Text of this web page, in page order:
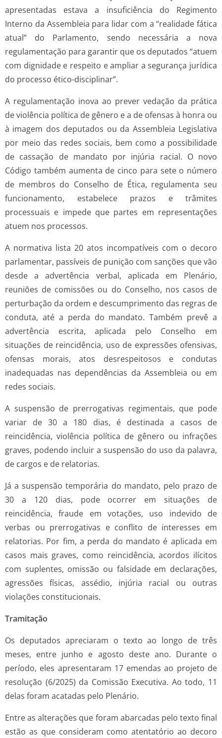
apresentadas estava a insuficiência do Regimento
Interno da Assembleia para lidar com a “realidade fática
atual” do Parlamento, sendo necessária a nova
regulamentação para garantir que os deputados “atuem
com dignidade e respeito e ampliar a segurança jurídica
do processo ético-disciplinar”.
A regulamentação inova ao prever vedação da prática
de violência política de gênero e a de ofensas à honra ou
à imagem dos deputados ou da Assembleia Legislativa
por meio das redes sociais, bem como a possibilidade
de cassação de mandato por injúria racial. O novo
Código também aumenta de cinco para sete o número
de membros do Conselho de Ética, regulamenta seu
funcionamento, estabelece prazos e trâmites
processuais e impede que partes em representações
atuem nos processos.
A normativa lista 20 atos incompatíveis com o decoro
parlamentar, passíveis de punição com sanções que vão
desde a advertência verbal, aplicada em Plenário,
reuniões de comissões ou do Conselho, nos casos de
perturbação da ordem e descumprimento das regras de
conduta, até a perda do mandato. Também prevê a
advertência escrita, aplicada pelo Conselho em
situações de reincidência, uso de expressões ofensivas,
ofensas morais, atos desrespeitosos e condutas
inadequadas nas dependências da Assembleia ou em
redes sociais.
A suspensão de prerrogativas regimentais, que pode
variar de 30 a 180 dias, é destinada a casos de
reincidência, violência política de gênero ou infrações
graves, podendo incluir a suspensão do uso da palavra,
de cargos e de relatorias.
Já a suspensão temporária do mandato, pelo prazo de
30 a 120 dias, pode ocorrer em situações de
reincidência, fraude em votações, uso indevido de
verbas ou prerrogativas e conflito de interesses em
relatorias. Por fim, a perda do mandato é aplicada em
casos mais graves, como reincidência, acordos ilícitos
com suplentes, omissão ou falsidade em declarações,
agressões físicas, assédio, injúria racial ou outras
violações constitucionais.
Tramitação
Os deputados apreciaram o texto ao longo de três
meses, entre junho e agosto deste ano. Durante o
período, eles apresentaram 17 emendas ao projeto de
resolução (6/2025) da Comissão Executiva. Ao todo, 11
delas foram acatadas pelo Plenário.
Entre as alterações que foram abarcadas pelo texto final
estão as que consideram como atentatório ao decoro